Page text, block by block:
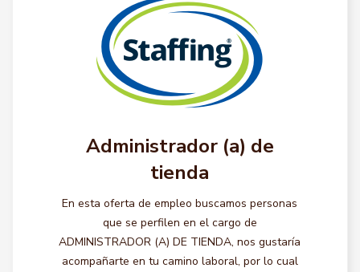
Administrador (a) de
tienda
En esta oferta de empleo buscamos personas
que se perfilen en el cargo de
ADMINISTRADOR (A) DE TIENDA, nos gustaría
acompañarte en tu camino laboral, por lo cual